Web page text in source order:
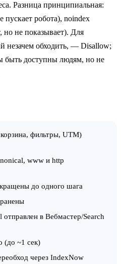
Разница принципиальная:
робота), noindex
но не показывает). Для
незачем обходить, — Disallow;
быть доступны людям, но не
фильтры, UTM)
www и http
до одного шага
в Вебмастер/Search
(до ~1 сек)
через IndexNow